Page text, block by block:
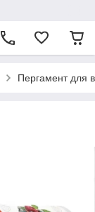
Пергамент для